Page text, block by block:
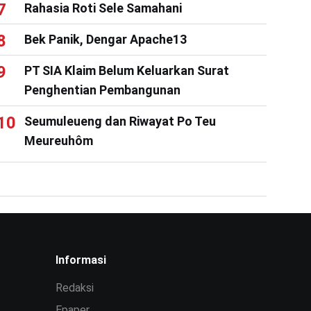
Rahasia Roti Sele Samahani
Bek Panik, Dengar Apache13
PT SIA Klaim Belum Keluarkan Surat
Penghentian Pembangunan
Seumuleueng dan Riwayat Po Teu
Meureuhôm
Informasi
Redaksi